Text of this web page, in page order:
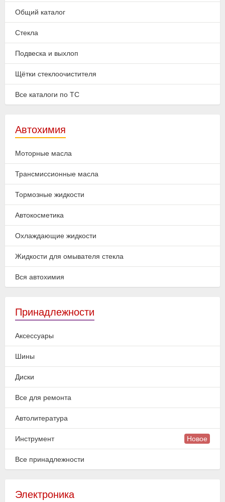
Общий каталог
Стекла
Подвеска и выхлоп
Щётки стеклоочистителя
Все каталоги по ТС
Автохимия
Моторные масла
Трансмиссионные масла
Тормозные жидкости
Автокосметика
Охлаждающие жидкости
Жидкости для омывателя стекла
Вся автохимия
Принадлежности
Аксессуары
Шины
Диски
Все для ремонта
Автолитература
Инструмент Новое
Все принадлежности
Электроника